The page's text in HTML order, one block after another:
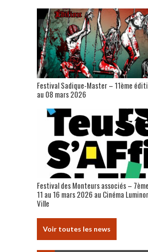
Festival Sadique-Master – 11ème
au 08 mars 2026
Festival des Monteurs associés –
11 au 16 mars 2026 au Cinéma
Ville
Voir toutes les news